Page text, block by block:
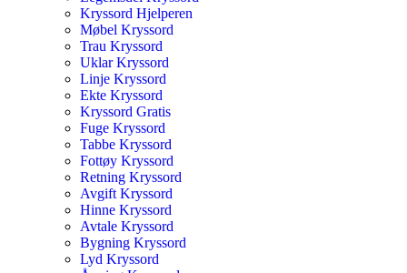
Kryssord Hjelperen
Møbel Kryssord
Trau Kryssord
Uklar Kryssord
Linje Kryssord
Ekte Kryssord
Kryssord Gratis
Fuge Kryssord
Tabbe Kryssord
Fottøy Kryssord
Retning Kryssord
Avgift Kryssord
Hinne Kryssord
Avtale Kryssord
Bygning Kryssord
Lyd Kryssord